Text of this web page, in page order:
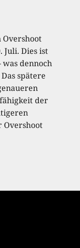
Overshoot
Juli. Dies ist
was dennoch
spätere
der
Overshoot